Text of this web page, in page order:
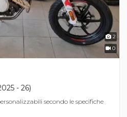
2
0
- 26)
secondo le specifiche